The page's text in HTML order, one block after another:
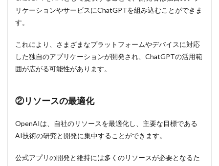
リケーションやサービスにChatGPTを組み込むことができま
す。
これにより、さまざまなプラットフォームやデバイスに対応
した独自のアプリケーションが開発され、ChatGPTの活用範
囲が広がる可能性があります。
②リソースの最適化
OpenAIは、自社のリソースを最適化し、主要な目標である
AI技術の研究と開発に集中することができます。
公式アプリの開発と維持には多くのリソースが必要となるた